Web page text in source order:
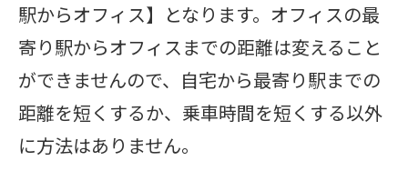
駅からオフィス】となります。オフィスの最
寄り駅からオフィスまでの距離は変えること
ができませんので、自宅から最寄り駅までの
距離を短くするか、乗車時間を短くする以外
に方法はありません。